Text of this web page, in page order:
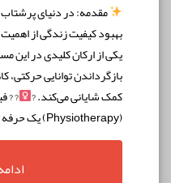
مقدمه: در دنیای پرشتاب
بهبود کیفیت زندگی از اهمیت
یکی از ارکان کلیدی در این مسیر،
بازگرداندن توانایی حرکتی، کاهش
کمک شایانی می‌کند. ?‍ ? ?
ادامه